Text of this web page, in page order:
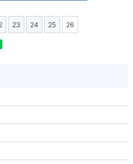
23 24 25 26